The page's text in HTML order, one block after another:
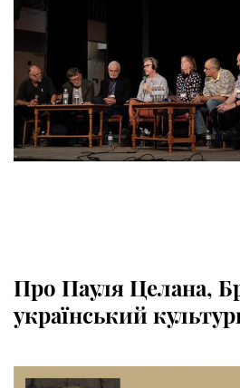
Про Пауля Целана,
український